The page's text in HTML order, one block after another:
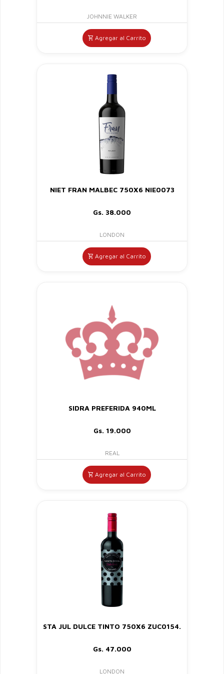
JOHNNIE WALKER
Agregar al Carrito
NIET FRAN MALBEC 750X6 NIE0073
Gs. 38.000
LONDON
Agregar al Carrito
SIDRA PREFERIDA 940ML
Gs. 19.000
REAL
Agregar al Carrito
STA JUL DULCE TINTO 750X6 ZUC0154.
Gs. 47.000
LONDON